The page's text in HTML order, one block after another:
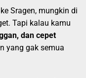
Sragen, mungkin di
Tapi kalau kamu
dan cepet
yang gak semua